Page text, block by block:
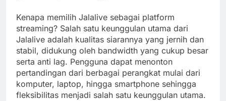
Kenapa memilih Jalalive sebagai platform
streaming? Salah satu keunggulan utama dari
Jalalive adalah kualitas siarannya yang jernih dan
stabil, didukung oleh bandwidth yang cukup besar
serta anti lag. Pengguna dapat menonton
pertandingan dari berbagai perangkat mulai dari
komputer, laptop, hingga smartphone sehingga
fleksibilitas menjadi salah satu keunggulan utama.